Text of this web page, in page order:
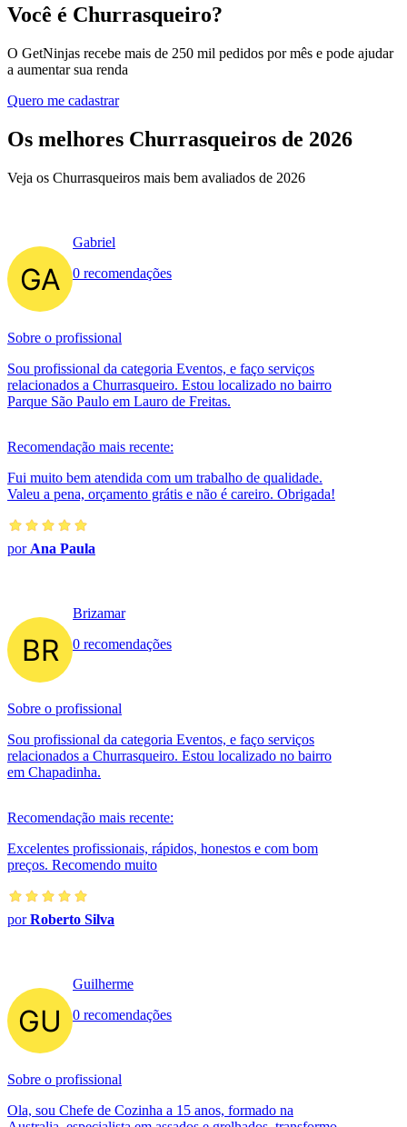
Você é Churrasqueiro?
O GetNinjas recebe mais de 250 mil pedidos por mês e pode ajudar
a aumentar sua renda
Quero me cadastrar
Os melhores Churrasqueiros de 2026
Veja os Churrasqueiros mais bem avaliados de 2026
Gabriel
0 recomendações
Sobre o profissional
Sou profissional da categoria Eventos, e faço serviços
relacionados a Churrasqueiro. Estou localizado no bairro
Parque São Paulo em Lauro de Freitas.
Recomendação mais recente:
Fui muito bem atendida com um trabalho de qualidade.
Valeu a pena, orçamento grátis e não é careiro. Obrigada!
por Ana Paula
Brizamar
0 recomendações
Sobre o profissional
Sou profissional da categoria Eventos, e faço serviços
relacionados a Churrasqueiro. Estou localizado no bairro
em Chapadinha.
Recomendação mais recente:
Excelentes profissionais, rápidos, honestos e com bom
preços. Recomendo muito
porRoberto Silva
Guilherme
0 recomendações
Sobre o profissional
Ola, sou Chefe de Cozinha a 15 anos, formado na